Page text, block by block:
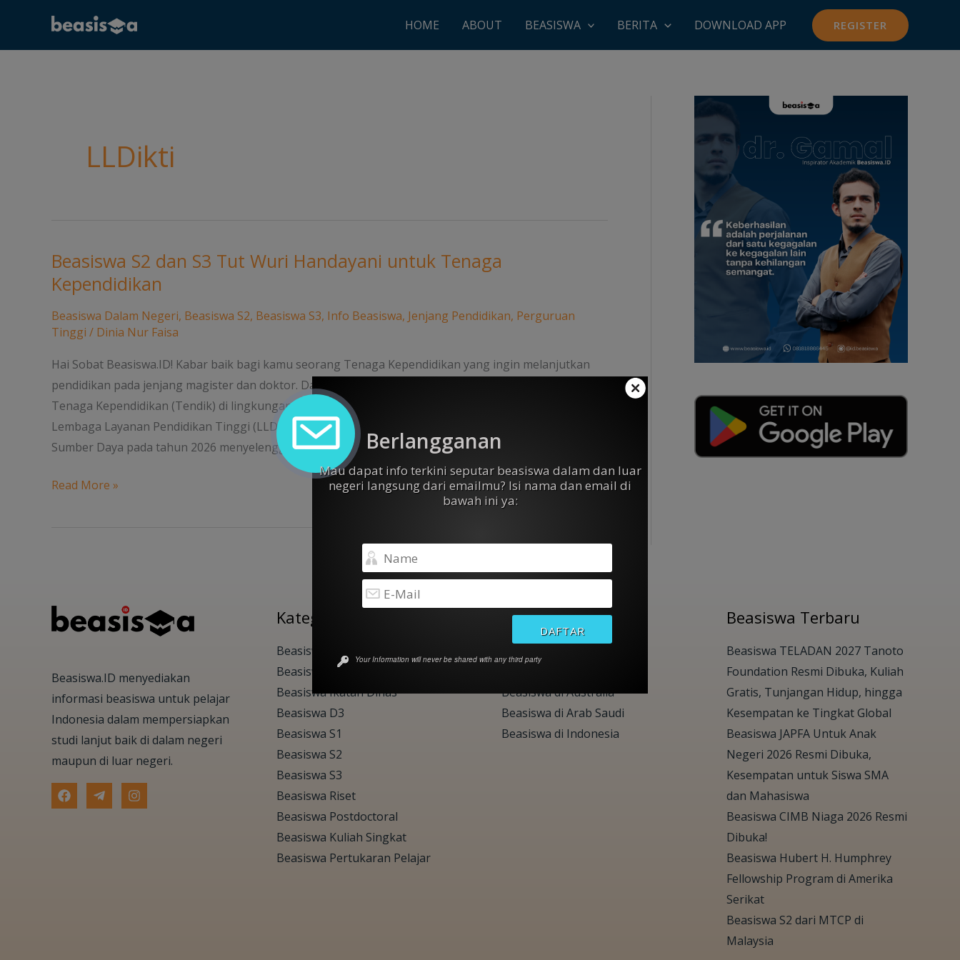
content
HOME ABOUT BEASISWA BERITA DOWNLOAD APP REGISTER
LLDikti
Beasiswa S2 dan S3 Tut Wuri Handayani untuk Tenaga
Kependidikan
Beasiswa Dalam Negeri, Beasiswa S2, Beasiswa S3, Info Beasiswa, Jenjang Pendidikan, Perguruan
Tinggi / Dinia Nur Faisa
Hai Sobat Beasiswa.ID! Kabar baik bagi kamu seorang Tenaga Kependidikan yang ingin melanjutkan
pendidikan pada jenjang magister dan doktor. Dalam rangka mendukung peningkatan kualifikasi
Tenaga Kependidikan (Tendik) di lingkungan Kementerian Pendidikan Tinggi, Sains, dan Teknologi,
Lembaga Layanan Pendidikan Tinggi (LLDIKTI), serta Perguruan Tinggi Negeri (PTN), Direktorat
Sumber Daya pada tahun 2026 menyelenggarakan Program Beasiswa Tut […]
Beasiswa
S2
S3
Tut
Wuri
Handayani
untuk
Tenaga
Kependidikan
Read More »
Beasiswa.ID menyediakan
informasi beasiswa untuk pelajar
Indonesia dalam mempersiapkan
studi lanjut baik di dalam negeri
maupun di luar negeri.
Kategori
Beasiswa LPDP 2024
Beasiswa SMA
Beasiswa Ikatan Dinas
Beasiswa D3
Beasiswa S1
Beasiswa S2
Beasiswa S3
Beasiswa Riset
Beasiswa Postdoctoral
Beasiswa Kuliah Singkat
Beasiswa Pertukaran Pelajar
Trending
Beasiswa di Australia
Beasiswa di Arab Saudi
Beasiswa di Indonesia
Beasiswa Terbaru
Beasiswa TELADAN 2027 Tanoto
Foundation Resmi Dibuka, Kuliah
Gratis, Tunjangan Hidup, hingga
Kesempatan ke Tingkat Global
Beasiswa JAPFA Untuk Anak
Negeri 2026 Resmi Dibuka,
Kesempatan untuk Siswa SMA
dan Mahasiswa
Beasiswa CIMB Niaga 2026 Resmi
Dibuka!
Beasiswa Hubert H. Humphrey
Fellowship Program di Amerika
Serikat
Beasiswa S2 dari MTCP di
Malaysia
Berlangganan
Mau dapat info terkini seputar beasiswa dalam dan luar
negeri langsung dari emailmu? Isi nama dan email di
bawah ini ya:
Your Information will never be shared with any third party